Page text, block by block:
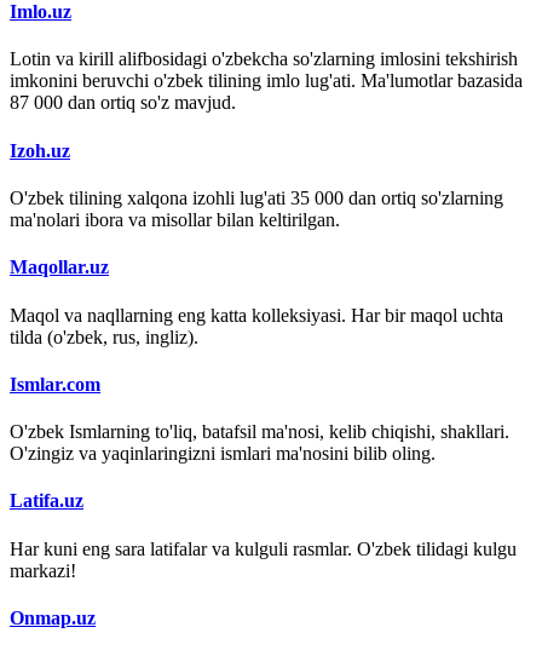
Imlo.uz
Lotin va kirill alifbosidagi o'zbekcha so'zlarning imlosini tekshirish
imkonini beruvchi o'zbek tilining imlo lug'ati. Ma'lumotlar bazasida
87 000 dan ortiq so'z mavjud.
Izoh.uz
O'zbek tilining xalqona izohli lug'ati 35 000 dan ortiq so'zlarning
ma'nolari ibora va misollar bilan keltirilgan.
Maqollar.uz
Maqol va naqllarning eng katta kolleksiyasi. Har bir maqol uchta
tilda (o'zbek, rus, ingliz).
Ismlar.com
O'zbek Ismlarning to'liq, batafsil ma'nosi, kelib chiqishi, shakllari.
O'zingiz va yaqinlaringizni ismlari ma'nosini bilib oling.
Latifa.uz
Har kuni eng sara latifalar va kulguli rasmlar. O'zbek tilidagi kulgu
markazi!
Onmap.uz